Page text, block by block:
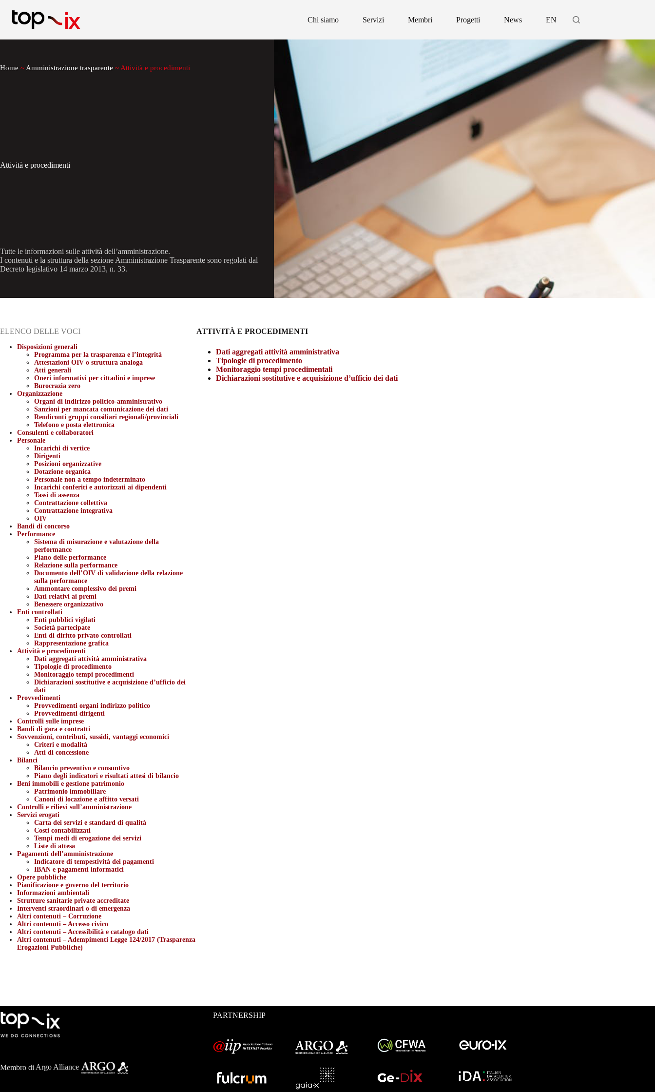
contenuto
Chi siamo Servizi Membri Progetti News EN
Home ~ Amministrazione trasparente ~ Attività e procedimenti
Attività e procedimenti
Tutte le informazioni sulle attività dell’amministrazione.
I contenuti e la struttura della sezione Amministrazione Trasparente sono regolati dal
Decreto legislativo 14 marzo 2013, n. 33.
ELENCO DELLE VOCI
Disposizioni generali
Programma per la trasparenza e l’integrità
Attestazioni OIV o struttura analoga
Atti generali
Oneri informativi per cittadini e imprese
Burocrazia zero
Organizzazione
Organi di indirizzo politico-amministrativo
Sanzioni per mancata comunicazione dei dati
Rendiconti gruppi consiliari regionali/provinciali
Telefono e posta elettronica
Consulenti e collaboratori
Personale
Incarichi di vertice
Dirigenti
Posizioni organizzative
Dotazione organica
Personale non a tempo indeterminato
Incarichi conferiti e autorizzati ai dipendenti
Tassi di assenza
Contrattazione collettiva
Contrattazione integrativa
OIV
Bandi di concorso
Performance
Sistema di misurazione e valutazione della
performance
Piano delle performance
Relazione sulla performance
Documento dell’OIV di validazione della relazione
sulla performance
Ammontare complessivo dei premi
Dati relativi ai premi
Benessere organizzativo
Enti controllati
Enti pubblici vigilati
Società partecipate
Enti di diritto privato controllati
Rappresentazione grafica
Attività e procedimenti
Dati aggregati attività amministrativa
Tipologie di procedimento
Monitoraggio tempi procedimenti
Dichiarazioni sostitutive e acquisizione d’ufficio dei
dati
Provvedimenti
Provvedimenti organi indirizzo politico
Provvedimenti dirigenti
Controlli sulle imprese
Bandi di gara e contratti
Sovvenzioni, contributi, sussidi, vantaggi economici
Criteri e modalità
Atti di concessione
Bilanci
Bilancio preventivo e consuntivo
Piano degli indicatori e risultati attesi di bilancio
Beni immobili e gestione patrimonio
Patrimonio immobiliare
Canoni di locazione e affitto versati
Controlli e rilievi sull’amministrazione
Servizi erogati
Carta dei servizi e standard di qualità
Costi contabilizzati
Tempi medi di erogazione dei servizi
Liste di attesa
Pagamenti dell’amministrazione
Indicatore di tempestività dei pagamenti
IBAN e pagamenti informatici
Opere pubbliche
Pianificazione e governo del territorio
Informazioni ambientali
Strutture sanitarie private accreditate
Interventi straordinari o di emergenza
Altri contenuti – Corruzione
Altri contenuti – Accesso civico
Altri contenuti – Accessibilità e catalogo dati
Altri contenuti – Adempimenti Legge 124/2017 (Trasparenza
Erogazioni Pubbliche)
ATTIVITÀ E PROCEDIMENTI
Dati aggregati attività amministrativa
Tipologie di procedimento
Monitoraggio tempi procedimentali
Dichiarazioni sostitutive e acquisizione d’ufficio dei dati
Membro di Argo Alliance
PARTNERSHIP